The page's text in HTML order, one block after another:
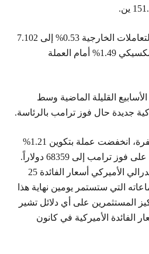
وارتفع اليوان الصيني في التعاملات الخارجية 0.53% إلى 7.102
للدولار، كما صعد البيزو المكسيكي 1.49% أمام العملة
القليلة الماضية وسط
جديدة حال فوز ترامب بالرئاسة.
وعلى صعيد العملات المشفرة، انخفضت عملة بتكوين 1.21%
ينخفض مع تراجع الرهانات على فوز ترامب إلى 68359 دولاراً.
ومن المتوقع أن يخفض الفدرالي الأميركي أسعار الفائدة 25
التي ستستمر يومين نهاية هذا
المستثمرين على أي دلائل تشير
الفائدة الأميركية في كانون